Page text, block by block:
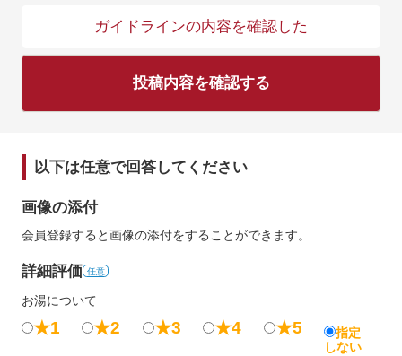
ガイドラインの内容を確認した
投稿内容を確認する
以下は任意で回答してください
画像の添付
会員登録すると画像の添付をすることができます。
詳細評価 任意
お湯について
★1 ★2 ★3 ★4 ★5
指定
しない